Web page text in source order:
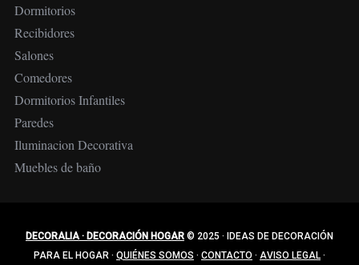
Dormitorios
Recibidores
Salones
Comedores
Dormitorios Infantiles
Paredes
Iluminacion Decorativa
Muebles de baño
DECORALIA · DECORACIÓN HOGAR© 2025 · IDEAS DE DECORACIÓN
PARA EL HOGAR · QUIÉNES SOMOS · CONTACTO · AVISO LEGAL ·